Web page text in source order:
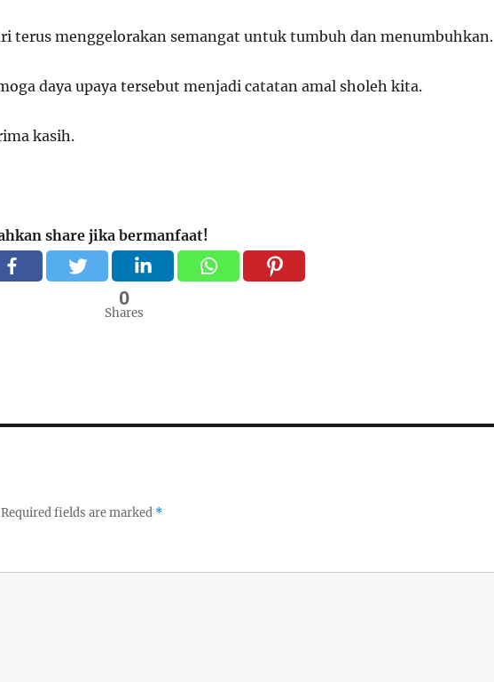
terus menggelorakan semangat untuk tumbuh dan menumbuhkan.
daya upaya tersebut menjadi catatan amal sholeh kita.
kasih.
share jika bermanfaat!
0
Shares
Required fields are marked *